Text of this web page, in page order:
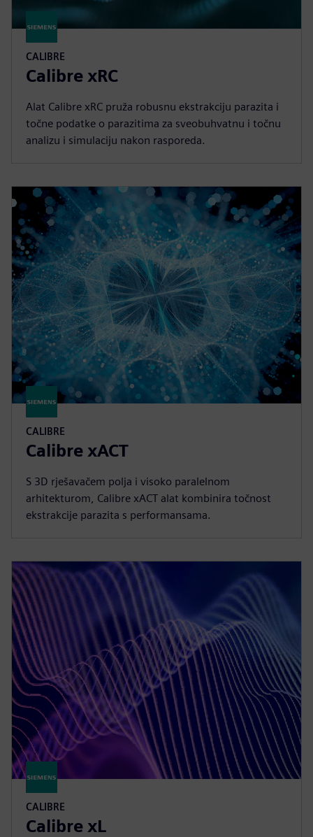
CALIBRE
Calibre xRC
Alat Calibre xRC pruža robusnu ekstrakciju parazita i
točne podatke o parazitima za sveobuhvatnu i točnu
analizu i simulaciju nakon rasporeda.
CALIBRE
Calibre xACT
S 3D rješavačem polja i visoko paralelnom
arhitekturom, Calibre xACT alat kombinira točnost
ekstrakcije parazita s performansama.
CALIBRE
Calibre xL